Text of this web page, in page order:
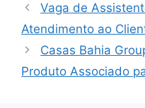
Vaga de
Atendimento ao
Casas Bahia
Produto Associado